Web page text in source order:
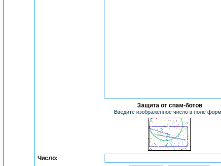
Защита от спам-ботов
Введите изображенное число в поле
Число: